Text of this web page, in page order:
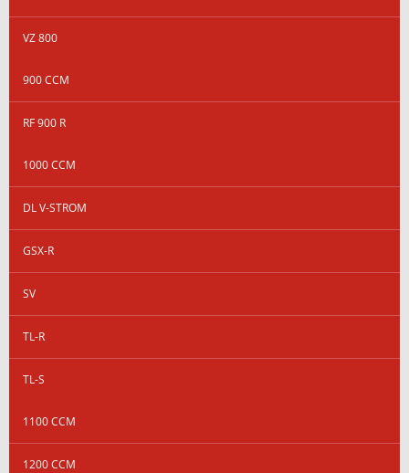
VZ 800
900 CCM
RF 900 R
1000 CCM
DL V-STROM
GSX-R
SV
TL-R
TL-S
1100 CCM
1200 CCM